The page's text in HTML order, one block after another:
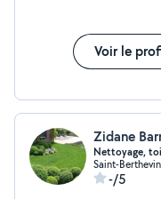
Voir le
Zidane
Nettoyage,
Saint-
-/5